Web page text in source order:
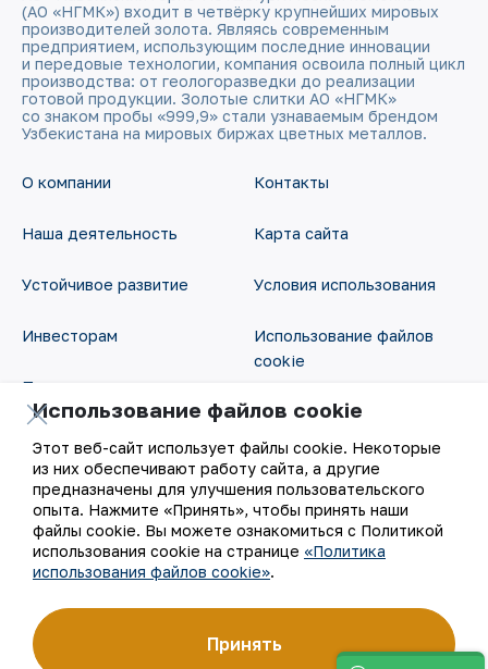
(АО «НГМК») входит в четвёрку крупнейших мировых
производителей золота. Являясь современным
предприятием, использующим последние инновации
и передовые технологии, компания освоила полный цикл
производства: от геологоразведки до реализации
готовой продукции. Золотые слитки АО «НГМК»
со знаком пробы «999,9» стали узнаваемым брендом
Узбекистана на мировых биржах цветных металлов.
О компании
Наша деятельность
Устойчивое развитие
Инвесторам
Пресс-центр
Цифровое правительство
Контакты
Карта сайта
Условия использования
Использование файлов
cookie
Открытые данные
RSS - лента
©
Использование файлов cookie
Этот веб-сайт использует файлы cookie. Некоторые
из них обеспечивают работу сайта, а другие
предназначены для улучшения пользовательского
опыта. Нажмите «Принять», чтобы принять наши
файлы cookie. Вы можете ознакомиться с Политикой
использования cookie на странице «Политика
использования файлов cookie».
Принять